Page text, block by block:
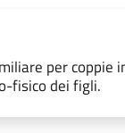
per
fisico dei figli.